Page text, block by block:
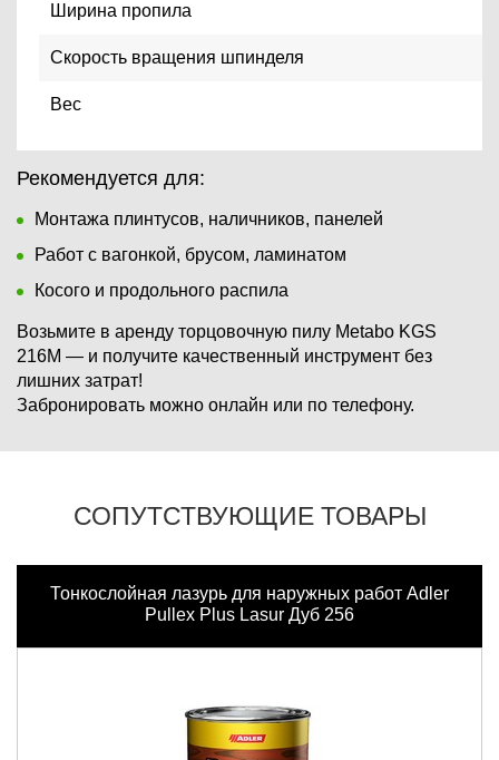
Ширина пропила
Скорость вращения шпинделя
Вес
Рекомендуется для:
Монтажа плинтусов, наличников, панелей
Работ с вагонкой, брусом, ламинатом
Косого и продольного распила
Возьмите в аренду торцовочную пилу Metabo KGS
216M — и получите качественный инструмент без
лишних затрат!
Забронировать можно онлайн или по телефону.
СОПУТСТВУЮЩИЕ ТОВАРЫ
Тонкослойная лазурь для наружных работ Adler
Pullex Plus Lasur Дуб 256